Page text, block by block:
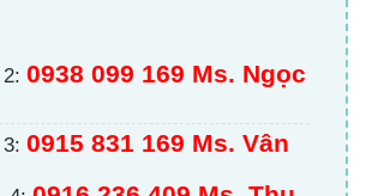
2:0938 099 169 Ms. Ngọc
3:0915 831 169 Ms. Vân